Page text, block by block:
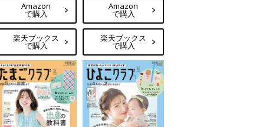
Amazon
で購入
楽天ブックス
で購入
Amazon
で購入
楽天ブックス
で購入